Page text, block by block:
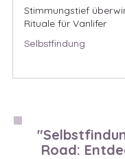
Stimmungstief
Rituale für Vanlifer
Selbstfindung
Road: